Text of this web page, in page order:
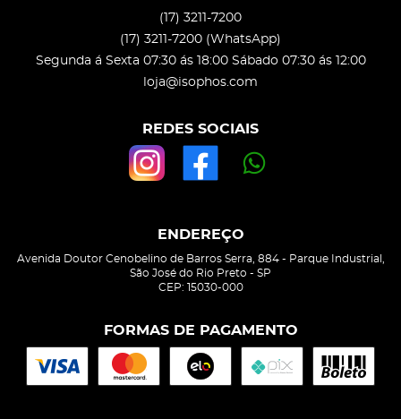
(17) 3211-7200
(17) 3211-7200 (WhatsApp)
Segunda á Sexta 07:30 ás 18:00 Sábado 07:30 ás 12:00
loja@isophos.com
REDES SOCIAIS
ENDEREÇO
Avenida Doutor Cenobelino de Barros Serra, 884- Parque Industrial,
São José do Rio Preto - SP
CEP: 15030-000
FORMAS DE PAGAMENTO